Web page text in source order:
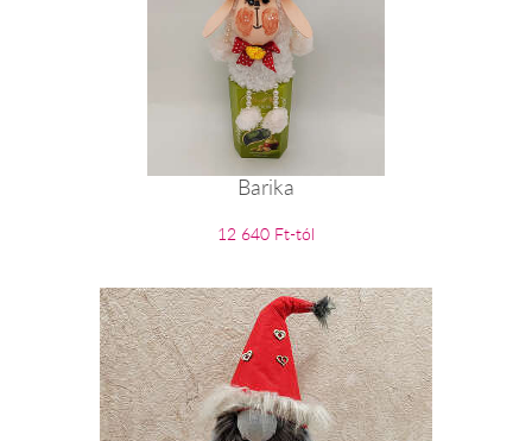
Barika
12 640 Ft-tól